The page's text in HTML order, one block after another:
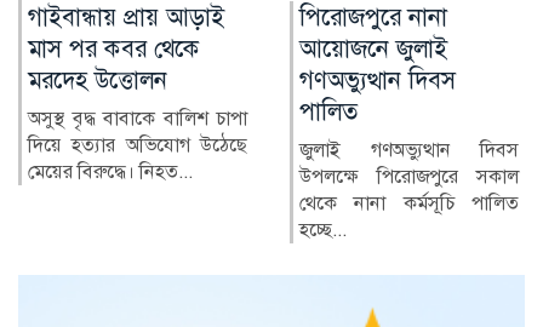
পিরোজপুরে নানা
আয়োজনে জুলাই
গণঅভ্যুত্থান দিবস
পালিত
জুলাই গণঅভ্যুত্থান দিবস
উপলক্ষে পিরোজপুরে সকাল
১৮ জেলেসহ বিকল
ফিশিং বোট উদ্ধার করল
কোস্ট গার্ড
গভীর সমুদ্রে ইঞ্জিন বিকল হয়ে
ভাসতে থাকা একটি ফিশিং
বোটসহ ১৮ জন জেলেকে
জীবিত উ...